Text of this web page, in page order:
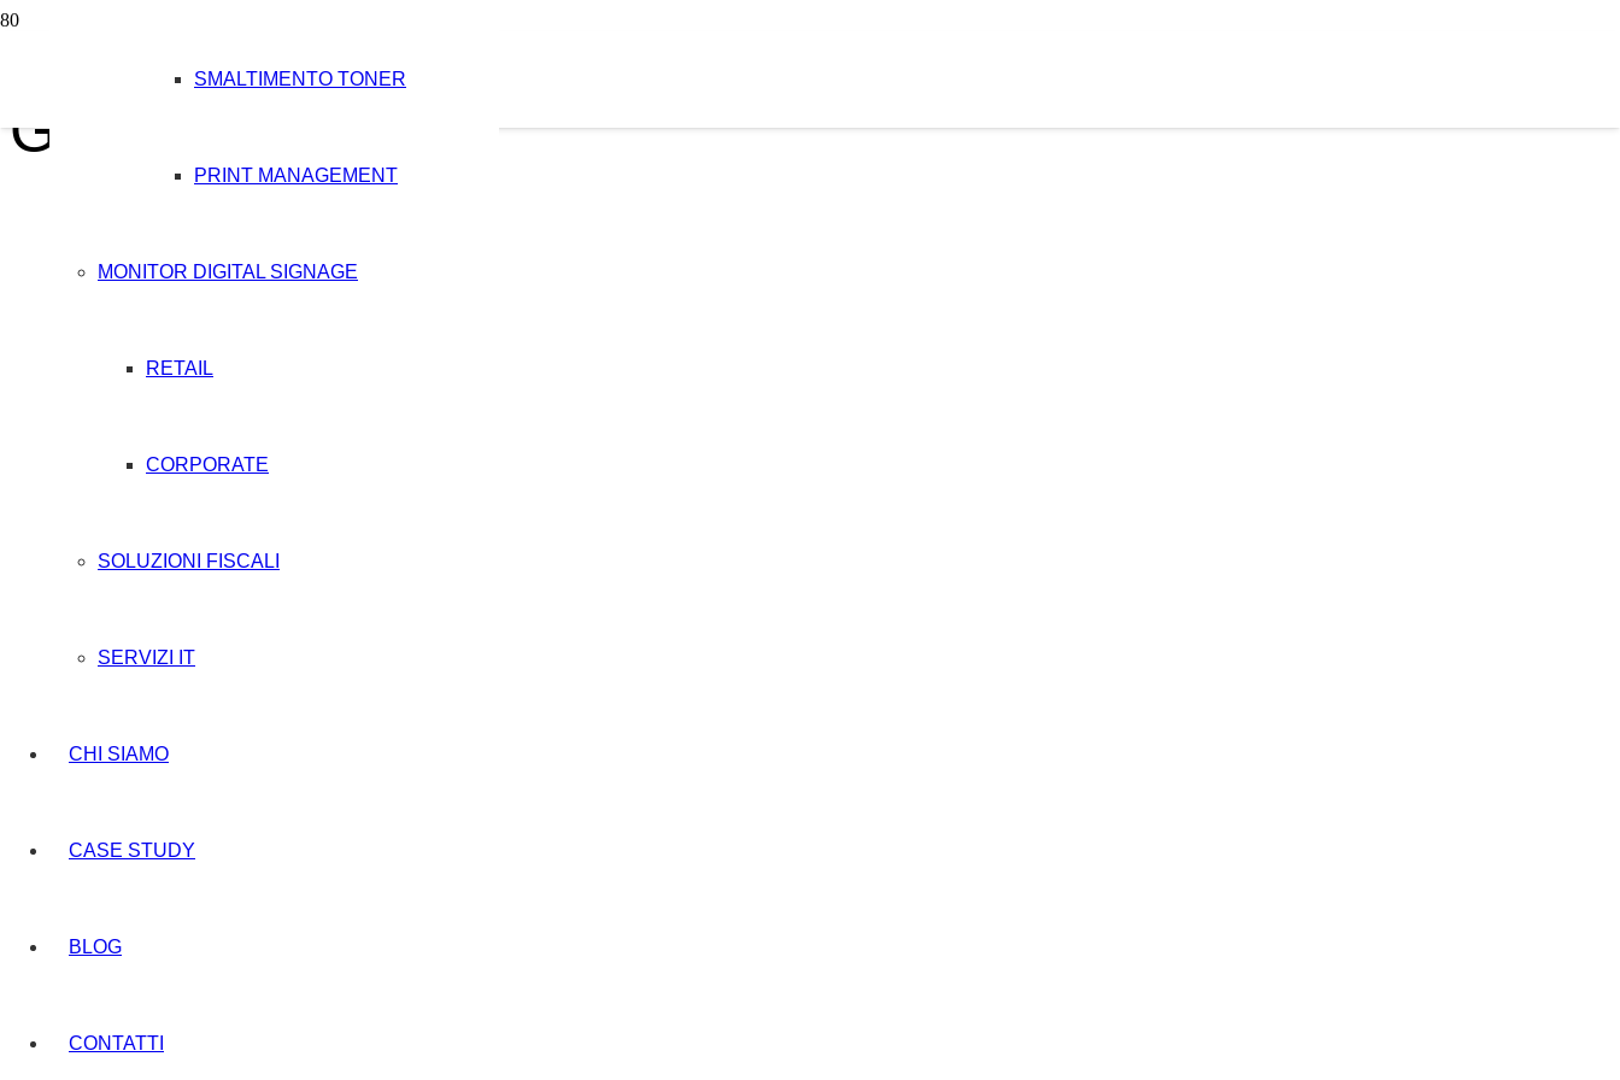
SMALTIMENTO TONER
PRINT MANAGEMENT
MONITOR DIGITAL SIGNAGE
RETAIL
CORPORATE
SOLUZIONI FISCALI
SERVIZI IT
CHI SIAMO
CASE STUDY
BLOG
CONTATTI
GEST-GUEST